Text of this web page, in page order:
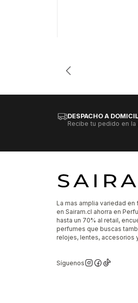
DESPACHO A
Recibe tu pedido en
La mas amplia variedad en
en Sairam.cl ahorra en
hasta un 70% al retail,
perfumes que buscas
relojes, lentes, accesorios
Síguenos